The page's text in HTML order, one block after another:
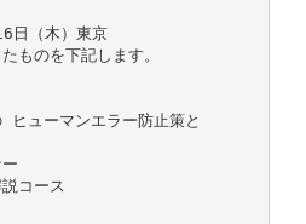
日（木）東京
ものを下記します。
ヒューマンエラー防止策と
コース